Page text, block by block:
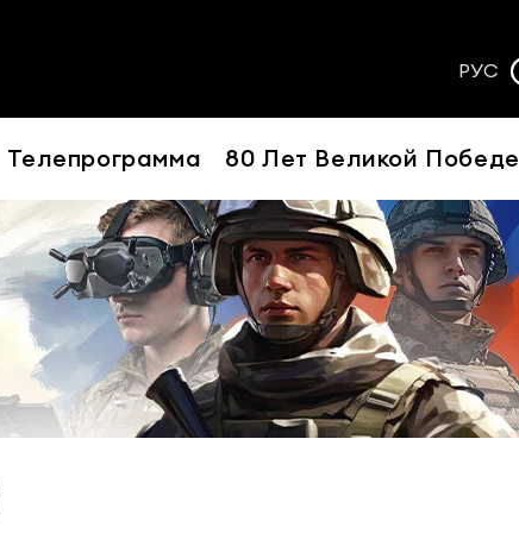
РУС
Телепрограмма 80 Лет Великой Победе